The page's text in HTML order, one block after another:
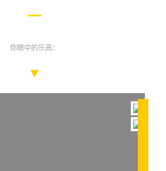
你眼中的乐高：
▼